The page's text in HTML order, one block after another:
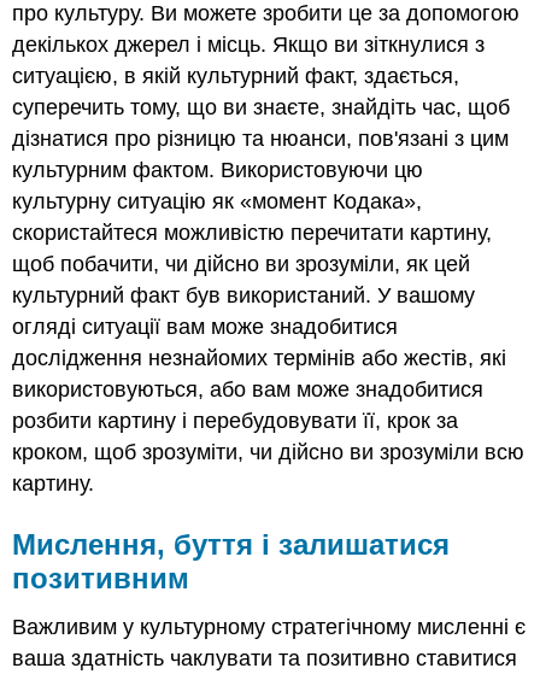
про культуру. Ви можете зробити це за допомогою
декількох джерел і місць. Якщо ви зіткнулися з
ситуацією, в якій культурний факт, здається,
суперечить тому, що ви знаєте, знайдіть час, щоб
дізнатися про різницю та нюанси, пов'язані з цим
культурним фактом. Використовуючи цю
культурну ситуацію як «момент Кодака»,
скористайтеся можливістю перечитати картину,
щоб побачити, чи дійсно ви зрозуміли, як цей
культурний факт був використаний. У вашому
огляді ситуації вам може знадобитися
дослідження незнайомих термінів або жестів, які
використовуються, або вам може знадобитися
розбити картину і перебудовувати її, крок за
кроком, щоб зрозуміти, чи дійсно ви зрозуміли всю
картину.
Мислення, буття і залишатися
позитивним
Важливим у культурному стратегічному мисленні є
ваша здатність чаклувати та позитивно ставитися